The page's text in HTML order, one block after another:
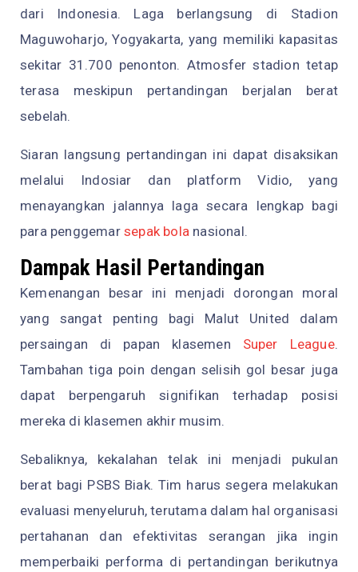
dari Indonesia. Laga berlangsung di Stadion
Maguwoharjo, Yogyakarta, yang memiliki kapasitas
sekitar 31.700 penonton. Atmosfer stadion tetap
terasa meskipun pertandingan berjalan berat
sebelah.
Siaran langsung pertandingan ini dapat disaksikan
melalui Indosiar dan platform Vidio, yang
menayangkan jalannya laga secara lengkap bagi
para penggemar sepak bola nasional.
Dampak Hasil Pertandingan
Kemenangan besar ini menjadi dorongan moral
yang sangat penting bagi Malut United dalam
persaingan di papan klasemen Super League.
Tambahan tiga poin dengan selisih gol besar juga
dapat berpengaruh signifikan terhadap posisi
mereka di klasemen akhir musim.
Sebaliknya, kekalahan telak ini menjadi pukulan
berat bagi PSBS Biak. Tim harus segera melakukan
evaluasi menyeluruh, terutama dalam hal organisasi
pertahanan dan efektivitas serangan jika ingin
memperbaiki performa di pertandingan berikutnya